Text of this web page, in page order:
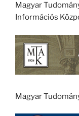
Magyar
Információs
Magyar